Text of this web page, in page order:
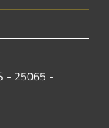
- 25065 -